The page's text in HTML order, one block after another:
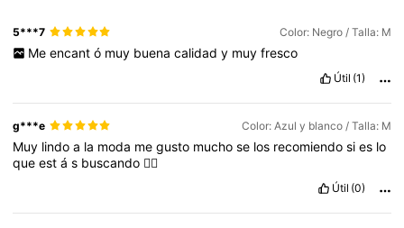
5***7 Color: Negro / Talla: M
Me encant ó muy buena calidad y muy fresco
Útil (1)
g***e Color: Azul y blanco / Talla: M
Muy lindoa la moda megusto muchose los recomiendosies lo
queestás buscando 👍🏻
Útil (0)